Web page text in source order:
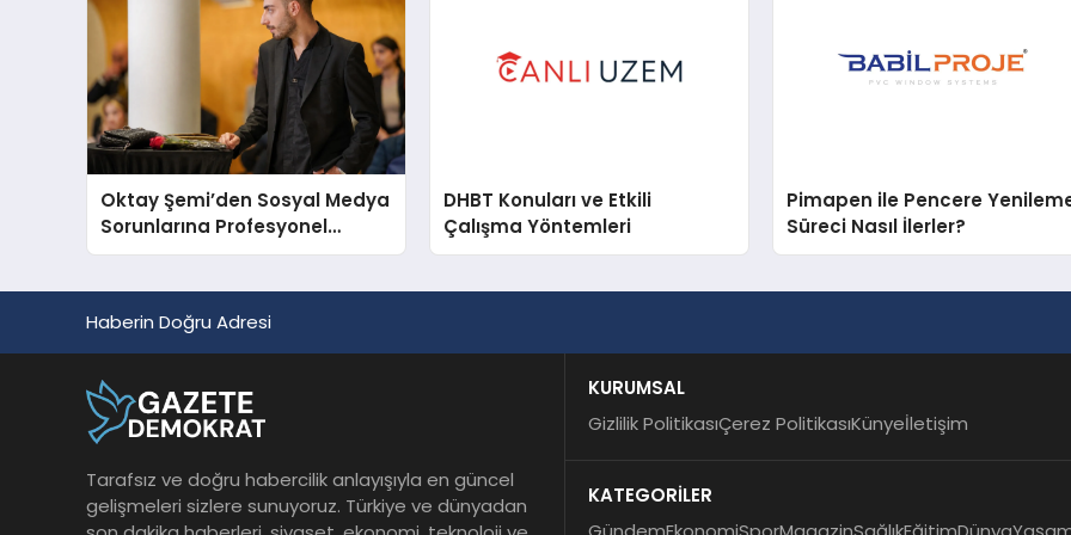
Oktay Şemi’den Sosyal Medya
Sorunlarına Profesyonel
Müdahale ve Hızlı Çözüm
DHBT Konuları ve Etkili
Çalışma Yöntemleri
Pimapen ile Pencere
Süreci Nasıl İlerler?
Haberin Doğru Adresi
Tarafsız ve doğru habercilik anlayışıyla en güncel
gelişmeleri sizlere sunuyoruz. Türkiye ve dünyadan
KURUMSAL
Gizlilik PolitikasıÇerez PolitikasıKünyeİletişim
KATEGORİLER